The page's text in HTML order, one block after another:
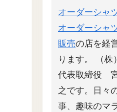
オーダーシャ
オーダーシャ
販売の店を経
ります。 （株
代表取締役
之です。日々
事、趣味のマ